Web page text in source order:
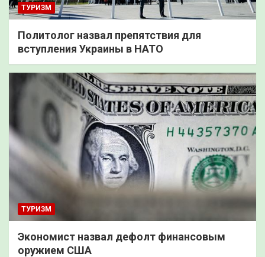
ТУРИЗМ
Политолог назвал препятствия для
вступления Украины в НАТО
ТУРИЗМ
Экономист назвал дефолт финансовым
оружием США